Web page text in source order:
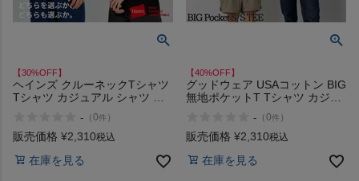
【30%OFF】
ヘインズ クルーネックTシャツ
Tシャツ カジュアル シャツ 半
Hanes KURO T-SHIRTS
SHIRO アウトレット セール
- （0件 ）
販売価格 ¥2,310税込
在庫を見る
【40%OFF】
グッドウェア USAコットン BIG
無地ポケットT Tシャツ カジュ
肉厚 ビッグT ビックシルエット
Goodwear アウトレット セール
- （0件 ）
販売価格 ¥2,310税込
在庫を見る